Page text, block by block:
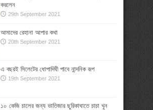
করলেন
29th September 2021
আমাদের রেহানা আপার কথা
20th September 2021
এ বছরই সিলেটের ধোপাদিঘী পাবে নান্দনিক রূপ
19th September 2021
১০ কেজি চালের জন্য ভাতিজার ছুরিকাঘাতে চাচা খুন